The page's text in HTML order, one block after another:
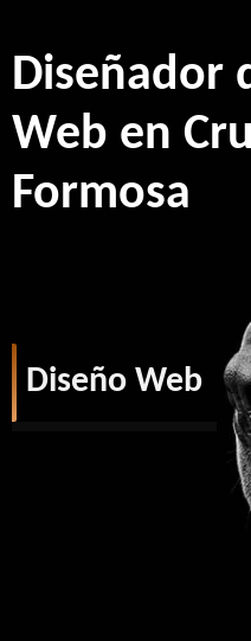
Diseñador
Web en
Formosa
Diseño Web